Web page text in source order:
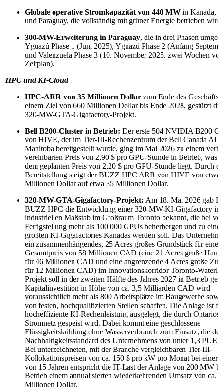
Globale operative Stromkapazität von 440 MW in Kanada,
und Paraguay, die vollständig mit grüner Energie betrieben
300-MW-Erweiterung in Paraguay, die in drei Phasen
Yguazú Phase 1 (Juni 2025), Yguazú Phase 2 (Anfang
und Valenzuela Phase 3 (10. November 2025, zwei Wochen
Zeitplan).
HPC und KI-Cloud
HPC-ARR von 35 Millionen Dollar zum Ende des
einem Ziel von 660 Millionen Dollar bis Ende 2028, gestützt
320-MW-GTA-Gigafactory-Projekt.
Bell B200-Cluster in Betrieb: Der erste 504 NVIDIA B200
von HIVE, der im Tier-III-Rechenzentrum der Bell Canada
Manitoba bereitgestellt wurde, ging im Mai 2026 zu einem
vereinbarten Preis von 2,90 $ pro GPU-Stunde in Betrieb,
dem geplanten Preis von 2,20 $ pro GPU-Stunde liegt. Durch
Bereitstellung steigt der BUZZ HPC ARR von HIVE von
Millionen Dollar auf etwa 35 Millionen Dollar.
320-MW-GTA-Gigafactory-Projekt: Am 18. Mai 2026 gab
BUZZ HPC die Entwicklung einer 320-MW-KI-Gigafactory
industriellen Maßstab im Großraum Toronto bekannt, die bei
Fertigstellung mehr als 100.000 GPUs beherbergen und zu
größten KI-Gigafactories Kanadas werden soll. Das
ein zusammenhängendes, 25 Acres großes Grundstück für
Gesamtpreis von 58 Millionen CAD (eine 21 Acres große
für 46 Millionen CAD und eine angrenzende 4 Acres große
für 12 Millionen CAD) im Innovationskorridor Toronto-
Projekt soll in der zweiten Hälfte des Jahres 2027 in Betrieb
Kapitalinvestition in Höhe von ca. 3,5 Milliarden CAD wird
voraussichtlich mehr als 800 Arbeitsplätze im Baugewerbe
von festen, hochqualifizierten Stellen schaffen. Die Anlage ist
hocheffiziente KI-Rechenleistung ausgelegt, die durch
Stromnetz gespeist wird. Dabei kommt eine geschlossene
Flüssigkeitskühlung ohne Wasserverbrauch zum Einsatz, die
Nachhaltigkeitsstandard des Unternehmens von unter 1,3
Bei unterzeichneten, mit der Branche vergleichbaren Tier-III-
Kollokationspreisen von ca. 150 $ pro kW pro Monat bei
von 15 Jahren entspricht die IT-Last der Anlage von 200 MW
Betrieb einem annualisierten wiederkehrenden Umsatz von
Millionen Dollar.